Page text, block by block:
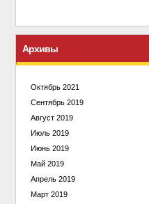
Архивы
Октябрь 2021
Сентябрь 2019
Август 2019
Июль 2019
Июнь 2019
Май 2019
Апрель 2019
Март 2019